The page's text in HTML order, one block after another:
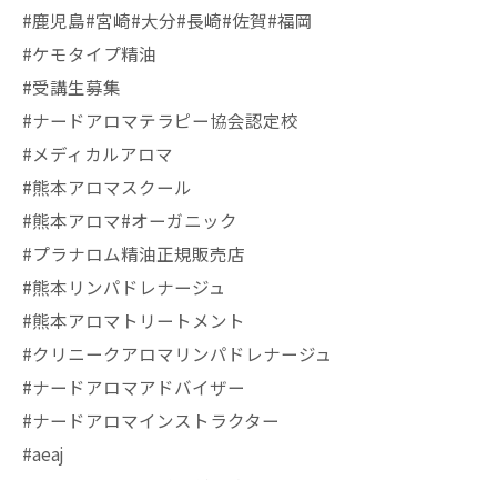
#鹿児島#宮崎#大分#長崎#佐賀#福岡
#ケモタイプ精油
#受講生募集
#ナードアロマテラピー協会認定校
#メディカルアロマ
#熊本アロマスクール
#熊本アロマ#オーガニック
#プラナロム精油正規販売店
#熊本リンパドレナージュ
#熊本アロマトリートメント
#クリニークアロマリンパドレナージュ
#ナードアロマアドバイザー
#ナードアロマインストラクター
#aeaj